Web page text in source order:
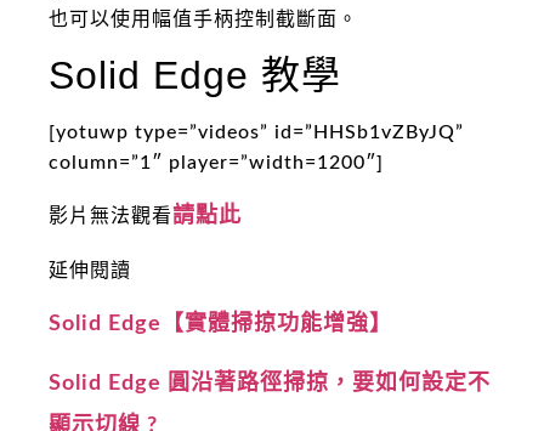
也可以使用幅值手柄控制截斷面。
Solid Edge 教學
[yotuwp type=”videos” id=”HHSb1vZByJQ”
column=”1″ player=”width=1200″]
影片無法觀看請點此
延伸閱讀
Solid Edge【實體掃掠功能增強】
Solid Edge 圓沿著路徑掃掠，要如何設定不